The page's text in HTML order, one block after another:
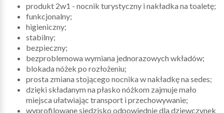
produkt 2w1 - nocnik turystyczny i nakładka na toaletę;
funkcjonalny;
higieniczny;
stabilny;
bezpieczny;
bezproblemowa wymiana jednorazowych wkładów;
blokada nóżek po rozłożeniu;
prosta zmiana stojącego nocnika w nakładkę na sedes;
dzięki składanym na płasko nóżkom zajmuje mało
miejsca ułatwiając transport i przechowywanie;
wyprofilowane siedzisko odpowiednie dla dziewczynek